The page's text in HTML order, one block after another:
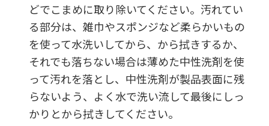
どでこまめに取り除いてください。汚れてい
る部分は、雑巾やスポンジなど柔らかいもの
を使って水洗いしてから、から拭きするか、
それでも落ちない場合は薄めた中性洗剤を使
って汚れを落とし、中性洗剤が製品表面に残
らないよう、よく水で洗い流して最後にしっ
かりとから拭きしてください。